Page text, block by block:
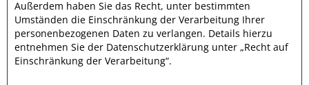
Außerdem haben Sie das Recht, unter bestimmten
Umständen die Einschränkung der Verarbeitung Ihrer
personenbezogenen Daten zu verlangen. Details hierzu
entnehmen Sie der Datenschutzerklärung unter „Recht auf
Einschränkung der Verarbeitung“.